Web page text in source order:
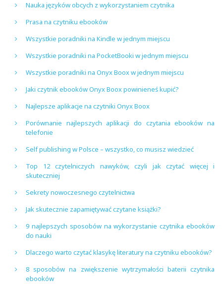
Nauka języków obcych z wykorzystaniem czytnika
Prasa na czytniku ebooków
Wszystkie poradniki na Kindle w jednym miejscu
Wszystkie poradniki na PocketBooki w jednym miejscu
Wszystkie poradniki na Onyx Boox w jednym miejscu
Jaki czytnik ebooków Onyx Boox powinieneś kupić?
Najlepsze aplikacje na czytniki Onyx Boox
Porównanie najlepszych aplikacji do czytania ebooków na
telefonie
Self publishing w Polsce – wszystko, co musisz wiedzieć
Top 12 czytelniczych nawyków, czyli jak czytać więcej i
skuteczniej
Sekrety nowoczesnego czytelnictwa
Jak skutecznie zapamiętywać czytane książki?
9 najlepszych sposobów na wykorzystanie czytnika ebooków
do nauki
Dlaczego warto czytać klasykę literatury na czytniku ebooków?
8 sposobów na zwiększenie wytrzymałości baterii czytnika
ebooków